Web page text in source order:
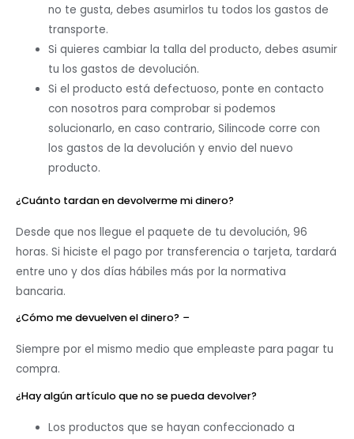
no te gusta, debes asumirlos tu todos los gastos de
transporte.
Si quieres cambiar la talla del producto, debes asumir
tu los gastos de devolución.
Si el producto está defectuoso, ponte en contacto
con nosotros para comprobar si podemos
solucionarlo, en caso contrario, Silincode corre con
los gastos de la devolución y envio del nuevo
producto.
¿Cuánto tardan en devolverme mi dinero?
Desde que nos llegue el paquete de tu devolución, 96
horas. Si hiciste el pago por transferencia o tarjeta, tardará
entre uno y dos días hábiles más por la normativa
bancaria.
¿Cómo me devuelven el dinero? –
Siempre por el mismo medio que empleaste para pagar tu
compra.
¿Hay algún artículo que no se pueda devolver?
Los productos que se hayan confeccionado a